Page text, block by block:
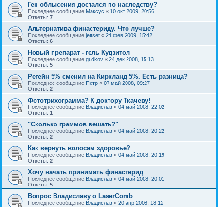
Ген облысения достался по наследству?
Последнее сообщение Максус « 10 окт 2009, 20:56
Ответы: 7
Альтернатива финастериду. Что лучше?
Последнее сообщение jettset « 24 фев 2009, 15:42
Ответы: 6
Новый препарат - гель Кудзитол
Последнее сообщение gudkov « 24 дек 2008, 15:13
Ответы: 5
Регейн 5% сменил на Киркланд 5%. Есть разница?
Последнее сообщение Петр « 07 май 2008, 09:27
Ответы: 2
Фототрихограмма? К доктору Ткачеву!
Последнее сообщение Владислав « 04 май 2008, 22:02
Ответы: 1
"Сколько граммов вешать?"
Последнее сообщение Владислав « 04 май 2008, 20:22
Ответы: 2
Как вернуть волосам здоровье?
Последнее сообщение Владислав « 04 май 2008, 20:19
Ответы: 2
Хочу начать принимать финастерид
Последнее сообщение Владислав « 04 май 2008, 20:01
Ответы: 5
Вопрос Владиславу о LaserComb
Последнее сообщение Владислав « 20 апр 2008, 18:12